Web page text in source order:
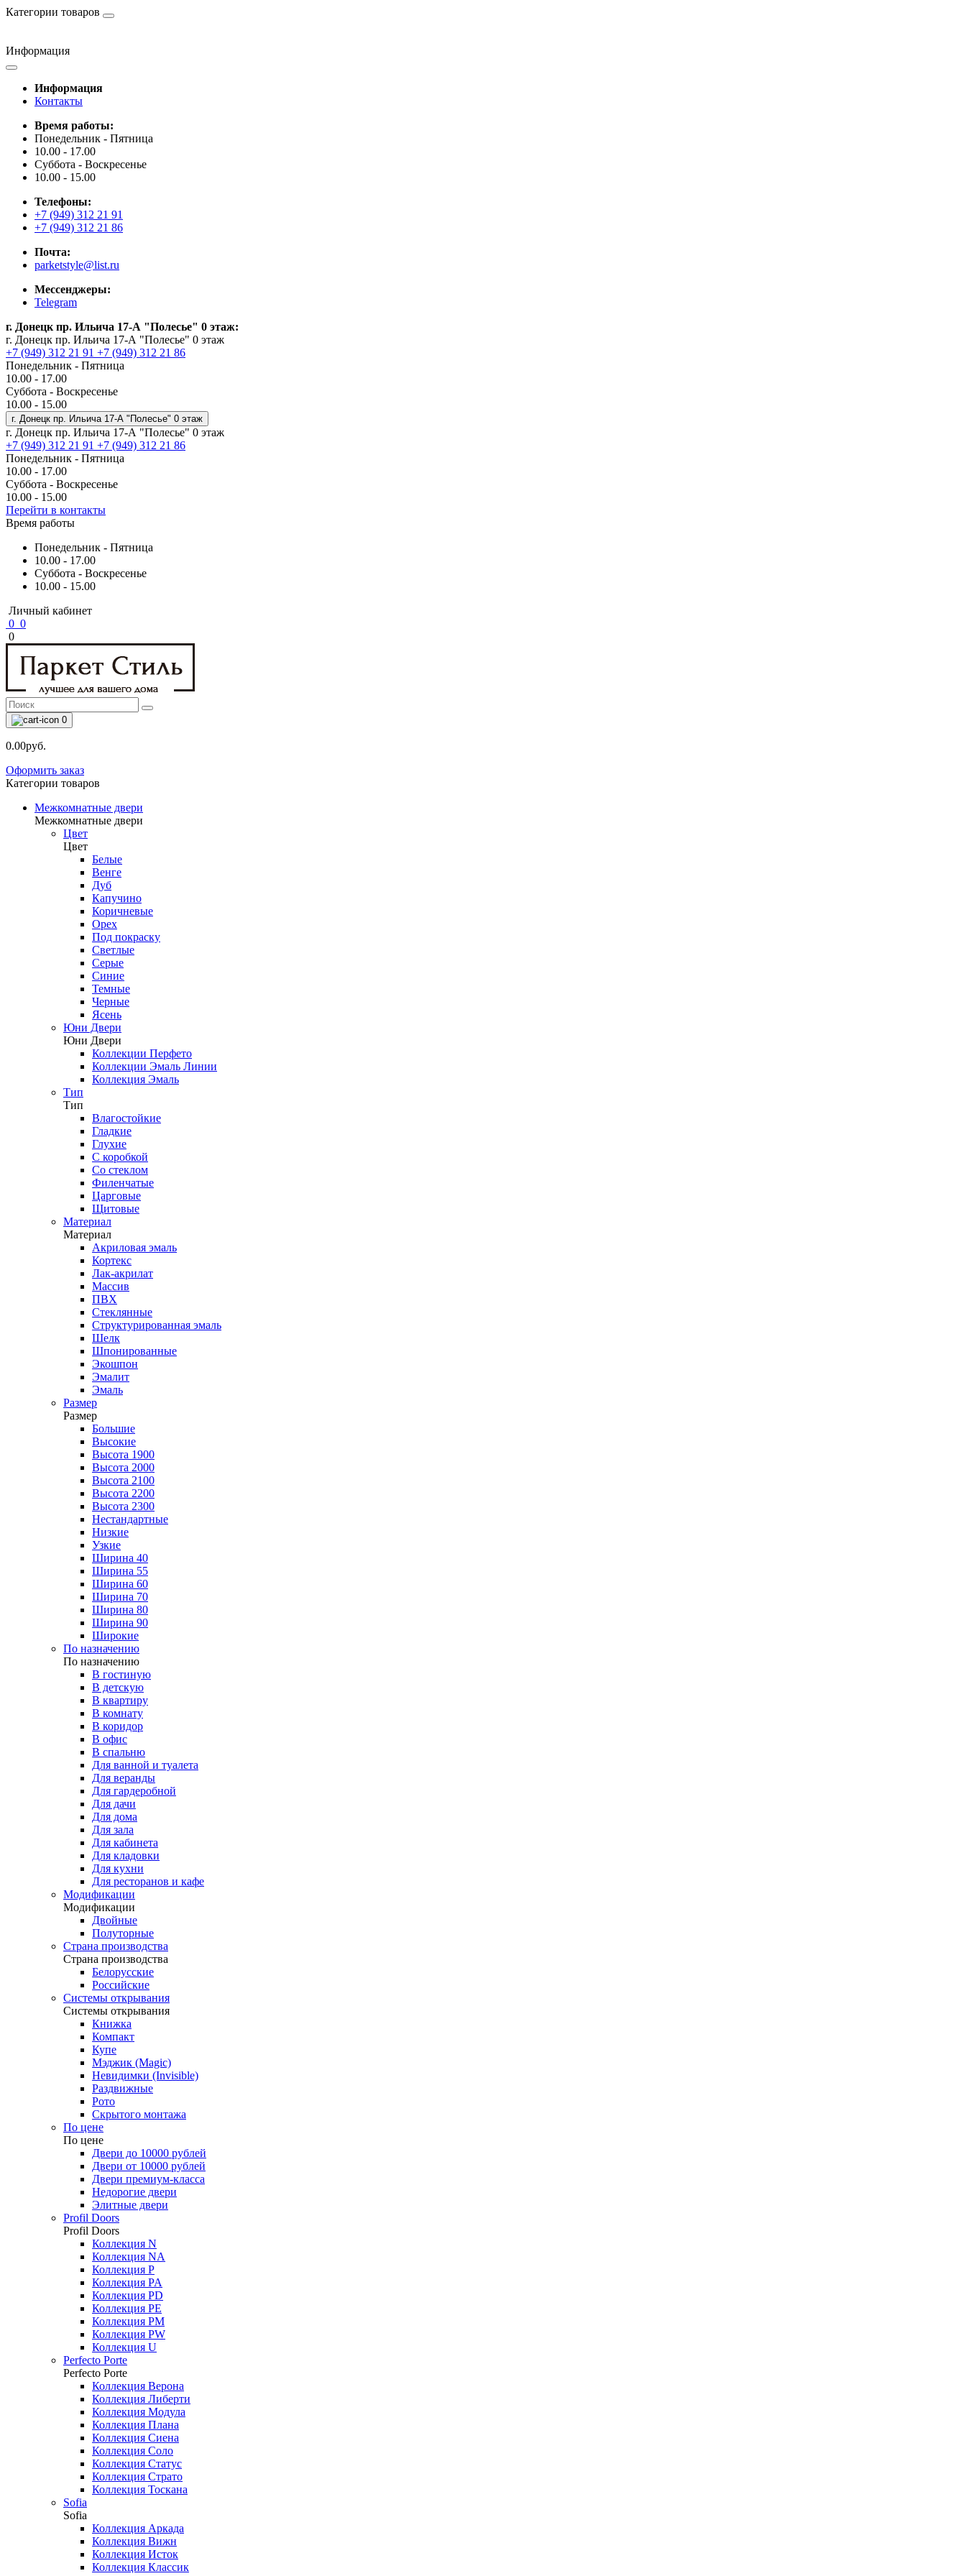
Категории товаров
Информация
Информация
Контакты
Время работы:
Понедельник - Пятница
10.00 - 17.00
Суббота - Воскресенье
10.00 - 15.00
Телефоны:
+7 (949) 312 21 91
+7 (949) 312 21 86
Почта:
parketstyle@list.ru
Мессенджеры:
Telegram
г. Донецк пр. Ильича 17-А "Полесье" 0 этаж:
г. Донецк пр. Ильича 17-А "Полесье" 0 этаж
+7 (949) 312 21 91 +7 (949) 312 21 86
Понедельник - Пятница
10.00 - 17.00
Суббота - Воскресенье
10.00 - 15.00
г. Донецк пр. Ильича 17-А "Полесье" 0 этаж
г. Донецк пр. Ильича 17-А "Полесье" 0 этаж
+7 (949) 312 21 91 +7 (949) 312 21 86
Понедельник - Пятница
10.00 - 17.00
Суббота - Воскресенье
10.00 - 15.00
Перейти в контакты
Время работы
Понедельник - Пятница
10.00 - 17.00
Суббота - Воскресенье
10.00 - 15.00
Личный кабинет
0 0
0
0
0.00руб.
Оформить заказ
Категории товаров
Межкомнатные двери
Межкомнатные двери
Цвет
Цвет
Белые
Венге
Дуб
Капучино
Коричневые
Орех
Под покраску
Светлые
Серые
Синие
Темные
Черные
Ясень
Юни Двери
Юни Двери
Коллекции Перфето
Коллекции Эмаль Линии
Коллекция Эмаль
Тип
Тип
Влагостойкие
Гладкие
Глухие
С коробкой
Со стеклом
Филенчатые
Царговые
Щитовые
Материал
Материал
Акриловая эмаль
Кортекс
Лак-акрилат
Массив
ПВХ
Стеклянные
Структурированная эмаль
Шелк
Шпонированные
Экошпон
Эмалит
Эмаль
Размер
Размер
Большие
Высокие
Высота 1900
Высота 2000
Высота 2100
Высота 2200
Высота 2300
Нестандартные
Низкие
Узкие
Ширина 40
Ширина 55
Ширина 60
Ширина 70
Ширина 80
Ширина 90
Широкие
По назначению
По назначению
В гостиную
В детскую
В квартиру
В комнату
В коридор
В офис
В спальню
Для ванной и туалета
Для веранды
Для гардеробной
Для дачи
Для дома
Для зала
Для кабинета
Для кладовки
Для кухни
Для ресторанов и кафе
Модификации
Модификации
Двойные
Полуторные
Страна производства
Страна производства
Белорусские
Российские
Системы открывания
Системы открывания
Книжка
Компакт
Купе
Мэджик (Magic)
Невидимки (Invisible)
Раздвижные
Рото
Скрытого монтажа
По цене
По цене
Двери до 10000 рублей
Двери от 10000 рублей
Двери премиум-класса
Недорогие двери
Элитные двери
Profil Doors
Profil Doors
Коллекция N
Коллекция NA
Коллекция P
Коллекция PA
Коллекция PD
Коллекция PE
Коллекция PM
Коллекция PW
Коллекция U
Perfecto Porte
Perfecto Porte
Коллекция Верона
Коллекция Либерти
Коллекция Модула
Коллекция Плана
Коллекция Сиена
Коллекция Соло
Коллекция Статус
Коллекция Страто
Коллекция Тоскана
Sofia
Sofia
Коллекция Аркада
Коллекция Вижн
Коллекция Исток
Коллекция Классик